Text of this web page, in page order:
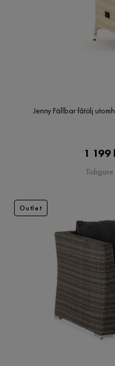
Jenny Fällbar fåtölj
1 199
Outlet